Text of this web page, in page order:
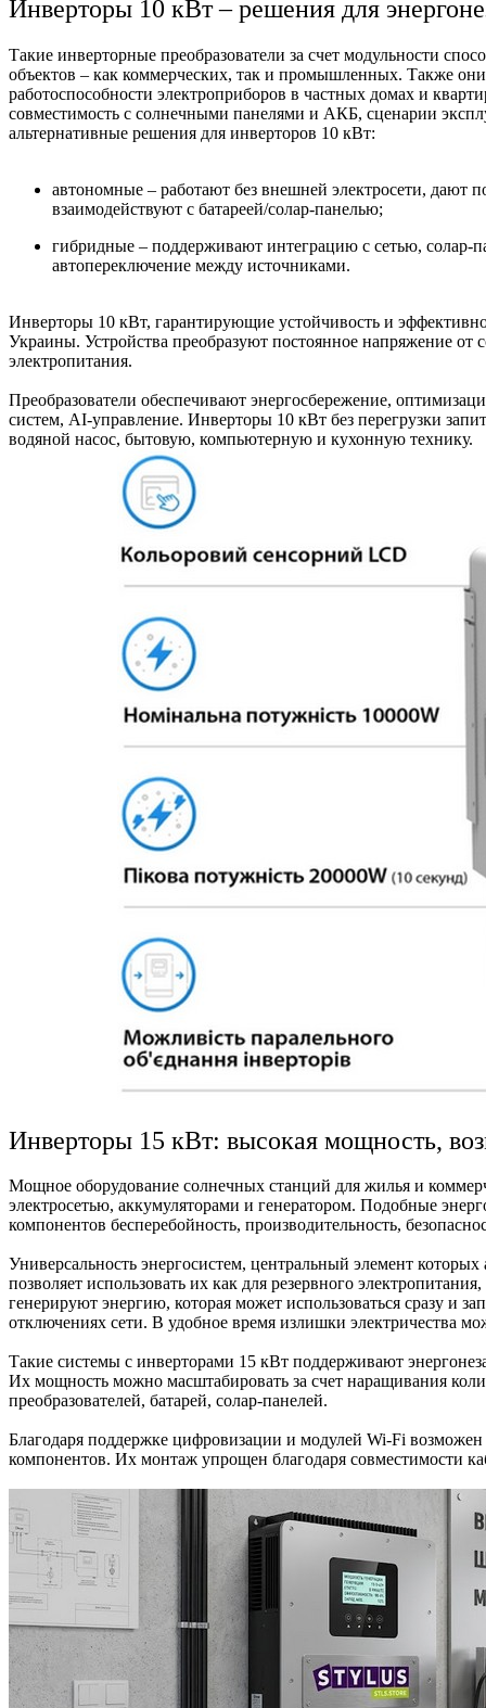
Инверторы 10 кВт – решения для
Такие инверторные преобразователи за счет модульности
объектов – как коммерческих, так и промышленных. Также
работоспособности электроприборов в частных домах и
совместимость с солнечными панелями и АКБ, сценарии
альтернативные решения для инверторов 10 кВт:
автономные – работают без внешней электросети, дают
взаимодействуют с батареей/солар-панелью;
гибридные – поддерживают интеграцию с сетью, солар-
автопереключение между источниками.
Инверторы 10 кВт, гарантирующие устойчивость и
Украины. Устройства преобразуют постоянное напряжение
электропитания.
Преобразователи обеспечивают энергосбережение,
систем, AI-управление. Инверторы 10 кВт без перегрузки
водяной насос, бытовую, компьютерную и кухонную технику.
Инверторы 15 кВт: высокая мощность,
Мощное оборудование солнечных станций для жилья и
электросетью, аккумуляторами и генератором. Подобные
компонентов бесперебойность, производительность,
Универсальность энергосистем, центральный элемент
позволяет использовать их как для резервного
генерируют энергию, которая может использоваться сразу и
отключениях сети. В удобное время излишки электричества
Такие системы с инверторами 15 кВт поддерживают
Их мощность можно масштабировать за счет наращивания
преобразователей, батарей, солар-панелей.
Благодаря поддержке цифровизации и модулей Wi-Fi
компонентов. Их монтаж упрощен благодаря совместимости